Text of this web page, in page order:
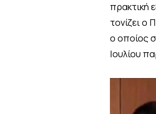
πρακτική
τονίζει ο
ο οποίος
Ιουλίου